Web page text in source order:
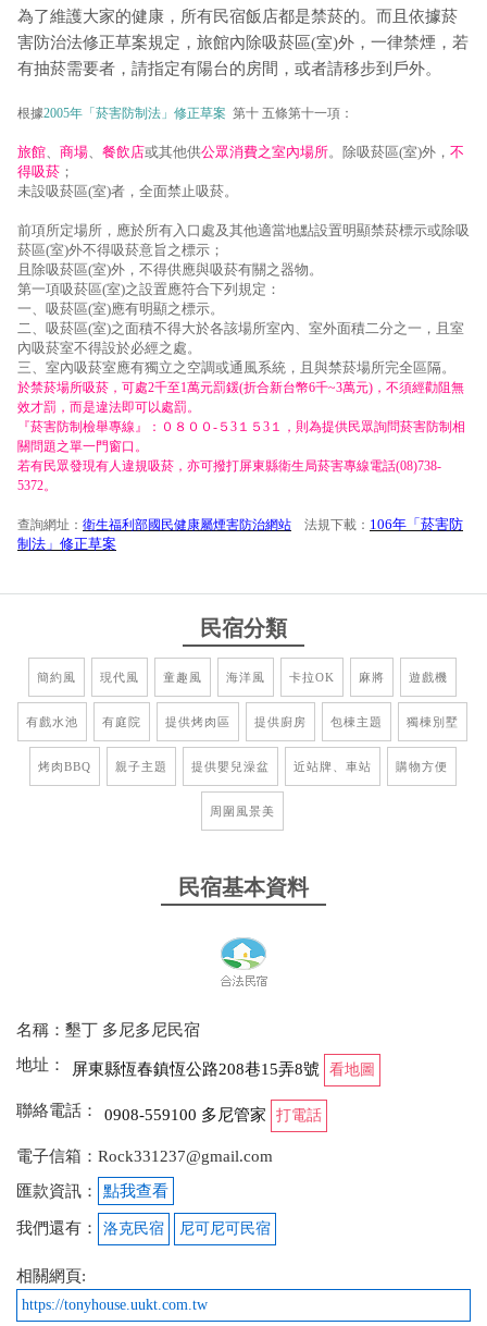
為了維護大家的健康，所有民宿飯店都是禁菸的。而且依據菸
害防治法修正草案規定，旅館內除吸菸區(室)外，一律禁煙，若
有抽菸需要者，請指定有陽台的房間，或者請移步到戶外。
根據2005年「菸害防制法」修正草案 第十 五條第十一項：
旅館、 商場、 餐飲店或其他供公眾消費之室內場所。除吸菸區(室)外， 不
得吸菸 ；
未設吸菸區(室)者，全面禁止吸菸。
前項所定場所，應於所有入口處及其他適當地點設置明顯禁菸標示或除吸
菸區(室)外不得吸菸意旨之標示；
且除吸菸區(室)外，不得供應與吸菸有關之器物。
第一項吸菸區(室)之設置應符合下列規定：
一、吸菸區(室)應有明顯之標示。
二、吸菸區(室)之面積不得大於各該場所室內、室外面積二分之一，且室
內吸菸室不得設於必經之處。
三、室內吸菸室應有獨立之空調或通風系統，且與禁菸場所完全區隔。
於禁菸場所吸菸，可處2千至1萬元罰鍰(折合新台幣6千~3萬元)，不須經勸阻無
效才罰，而是違法即可以處罰。
『菸害防制檢舉專線』：０８００-５3１５3１，則為提供民眾詢問菸害防制相
關問題之單一門窗口。
若有民眾發現有人違規吸菸，亦可撥打屏東縣衛生局菸害專線電話(08)738-
5372。
查詢網址： 衛生福利部國民健康屬煙害防治網站 法規下載： 106年「菸害防
制法」修正草案
民宿分類
簡約風 現代風 童趣風 海洋風 卡拉OK 麻將 遊戲機
有戲水池 有庭院 提供烤肉區 提供廚房 包棟主題 獨棟別墅
烤肉BBQ 親子主題 提供嬰兒澡盆 近站牌、車站 購物方便
周圍風景美
民宿基本資料
名稱：墾丁 多尼多尼民宿
地址：
屏東縣恆春鎮恆公路208巷15弄8號 看地圖
聯絡電話： 0908-559100 多尼管家 打電話
電子信箱：Rock331237@gmail.com
匯款資訊：
點我查看
我們還有： 洛克民宿 尼可尼可民宿
相關網頁:
https://tonyhouse.uukt.com.tw